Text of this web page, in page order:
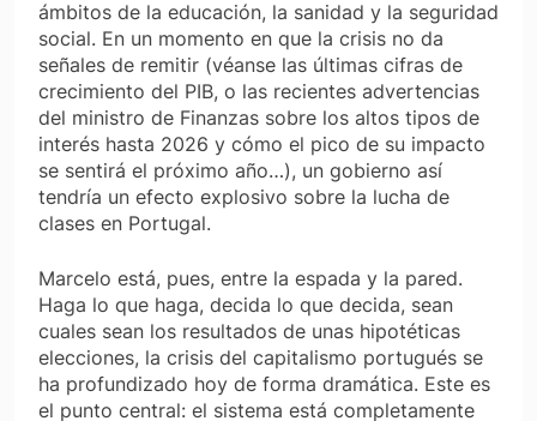
ámbitos de la educación, la sanidad y la seguridad
social. En un momento en que la crisis no da
señales de remitir (véanse las últimas cifras de
crecimiento del PIB, o las recientes advertencias
del ministro de Finanzas sobre los altos tipos de
interés hasta 2026 y cómo el pico de su impacto
se sentirá el próximo año…), un gobierno así
tendría un efecto explosivo sobre la lucha de
clases en Portugal.
Marcelo está, pues, entre la espada y la pared.
Haga lo que haga, decida lo que decida, sean
cuales sean los resultados de unas hipotéticas
elecciones, la crisis del capitalismo portugués se
ha profundizado hoy de forma dramática. Este es
el punto central: el sistema está completamente